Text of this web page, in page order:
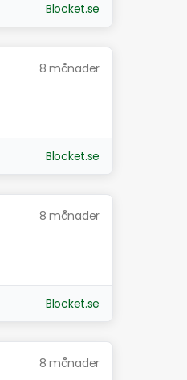
Blocket.se
8 månader
Blocket.se
8 månader
Blocket.se
8 månader